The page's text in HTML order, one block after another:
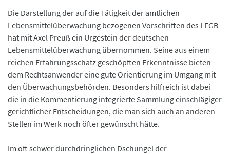
Die Darstellung der auf die Tätigkeit der amtlichen
Lebensmittelüberwachung bezogenen Vorschriften des LFGB
hat mit Axel Preuß ein Urgestein der deutschen
Lebensmittelüberwachung übernommen. Seine aus einem
reichen Erfahrungsschatz geschöpften Erkenntnisse bieten
dem Rechtsanwender eine gute Orientierung im Umgang mit
den Überwachungsbehörden. Besonders hilfreich ist dabei
die in die Kommentierung integrierte Sammlung einschlägiger
gerichtlicher Entscheidungen, die man sich auch an anderen
Stellen im Werk noch öfter gewünscht hätte.
Im oft schwer durchdringlichen Dschungel der